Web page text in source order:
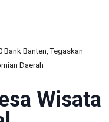
Bank Banten, Tegaskan
Daerah
Wisata